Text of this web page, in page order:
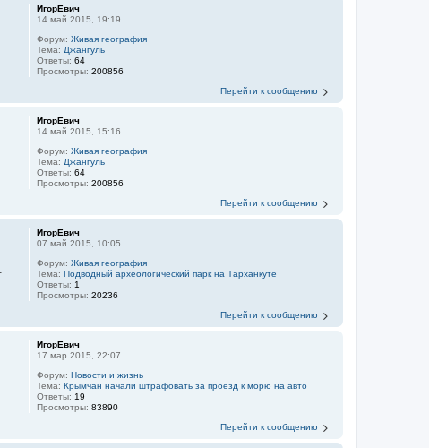
ИгорЕвич
14 май 2015, 19:19
Форум:Живая география
Тема: Джангуль
Ответы:64
Просмотры:200856
Перейти к сообщению
ИгорЕвич
14 май 2015, 15:16
Форум:Живая география
Тема: Джангуль
Ответы:64
Просмотры:200856
Перейти к сообщению
ИгорЕвич
07 май 2015, 10:05
Форум:Живая география
Тема:Подводный археологический парк на Тарханкуте
Ответы: 1
Просмотры:20236
Перейти к сообщению
ИгорЕвич
17 мар 2015, 22:07
Форум:Новости и жизнь
Тема:Крымчан начали штрафовать за проезд к морю на авто
Ответы: 19
Просмотры:83890
Перейти к сообщению